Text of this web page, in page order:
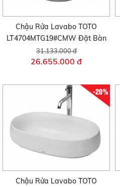
Chậu Rửa Lavabo TOTO
LT4704MTG19#CMW Đặt Bàn
31.133.000 đ
26.655.000 đ
-20%
Chậu Rửa Lavabo TOTO